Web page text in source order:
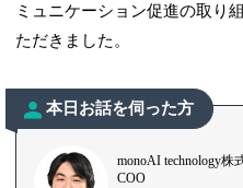
ミュニケーション促進の取り
ただきました。
本日お話を伺った方
monoAI technology株
COO